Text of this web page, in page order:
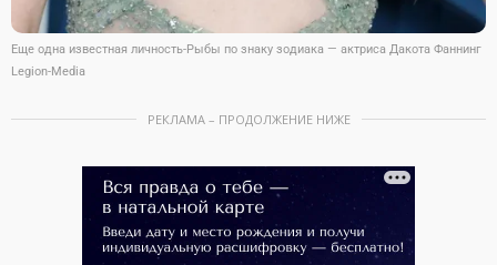
Еще одна известная личность-Рыбы по знаку зодиака — актриса Дакота Фаннинг
Legion-Media
РЕКЛАМА – ПРОДОЛЖЕНИЕ НИЖЕ